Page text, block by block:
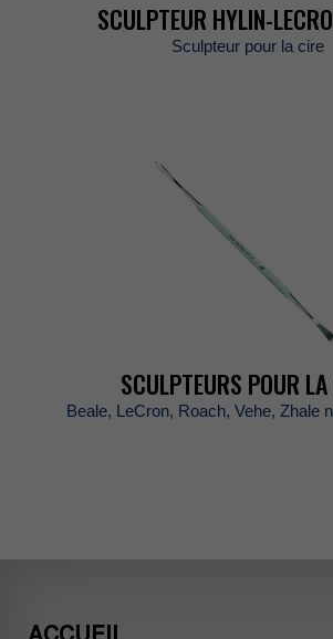
SCULPTEURHYLIN-
Sculpteurpourlacire